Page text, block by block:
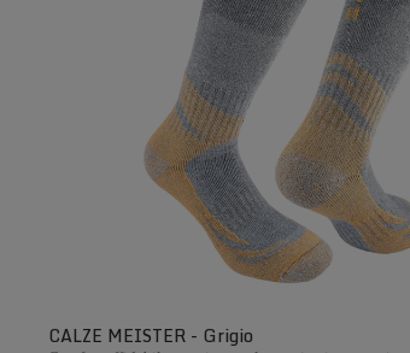
CALZE MEISTER - Grigio